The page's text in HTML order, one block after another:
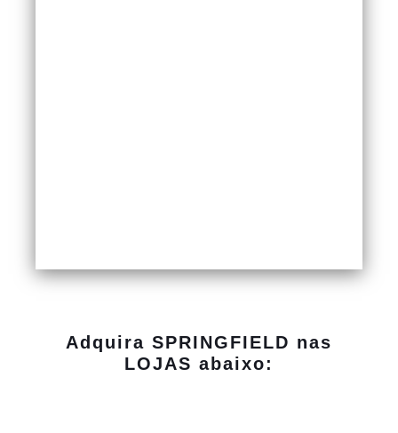
Adquira SPRINGFIELD nas
LOJAS abaixo: